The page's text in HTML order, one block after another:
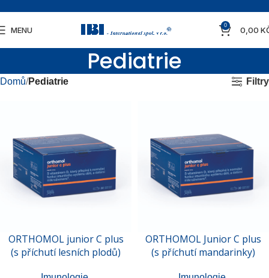
MENU 0 0,00
Pediatrie
Domů Pediatrie Filtry
ORTHOMOL junior C plus
(s příchutí lesních plodů)
ORTHOMOL Junior C plus
(s příchutí mandarinky)